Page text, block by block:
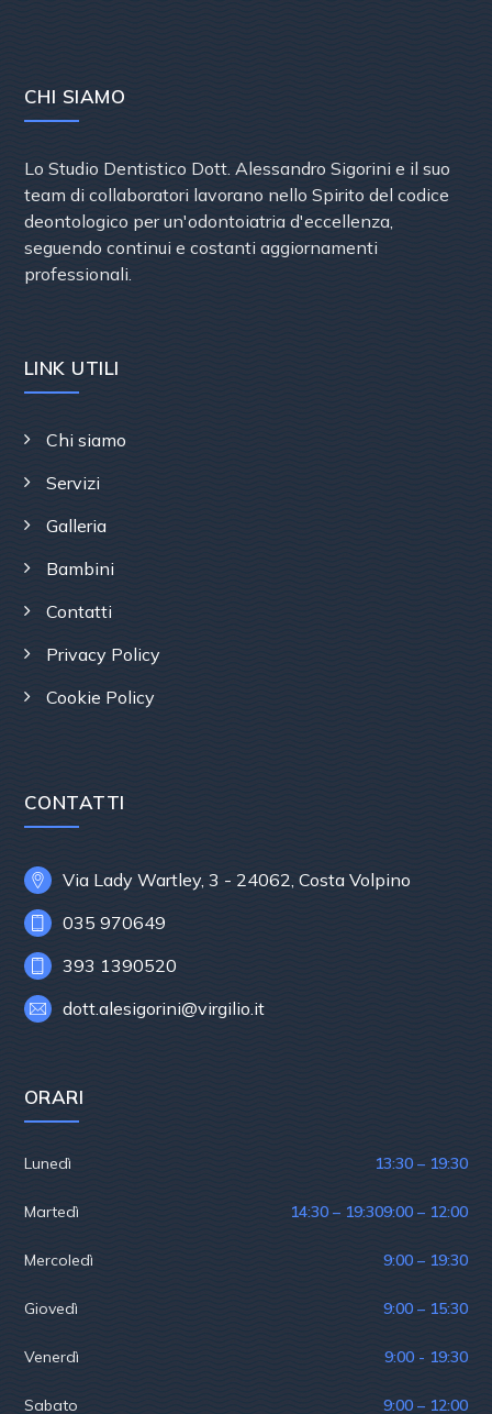
CHI SIAMO
Lo Studio Dentistico Dott. Alessandro Sigorini e il suo
team di collaboratori lavorano nello Spirito del codice
deontologico per un'odontoiatria d'eccellenza,
seguendo continui e costanti aggiornamenti
professionali.
LINK UTILI
Chi siamo
Servizi
Galleria
Bambini
Contatti
Privacy Policy
Cookie Policy
CONTATTI
Via Lady Wartley, 3 - 24062, Costa Volpino
035 970649
393 1390520
dott.alesigorini@virgilio.it
ORARI
Lunedì 13:30 – 19:30
Martedì 9:00 – 12:00
14:30 – 19:30
Mercoledì 9:00 – 19:30
Giovedì 9:00 – 15:30
Venerdì 9:00 - 19:30
Sabato 9:00 – 12:00